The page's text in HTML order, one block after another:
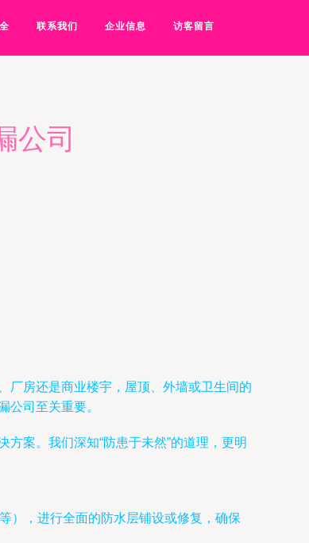
联系我们 企业信息 访客留言
公司
厂房还是商业楼宇，屋顶、外墙或卫生间的
公司至关重要。
案。我们深知“防患于未然”的道理，更明
），进行全面的防水层铺设或修复，确保